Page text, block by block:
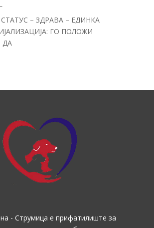
– ЗДРАВА – ЕДИНКА
ГО ПОЛОЖИ
ДА
- Струмица е прифатилиште за